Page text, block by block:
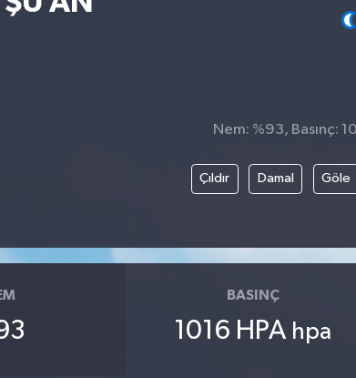
Nem: %93, Basınç:
Çıldır Damal Göle
BASINÇ
1016 HPA hpa